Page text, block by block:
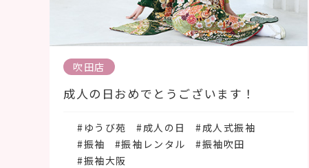
吹田店
成人の日おめでとうございます！
#ゆうび苑 #成人の日
#成人式振袖
#振袖
#振袖レンタル
#振袖吹田
#振袖大阪